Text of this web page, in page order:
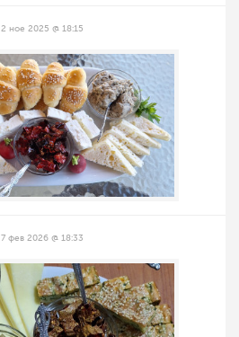
2 ное 2025 @ 18:15
7 фев 2026 @ 18:33